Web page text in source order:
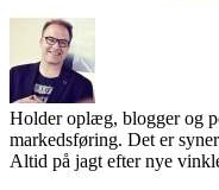
Holder oplæg, blogger og
markedsføring. Det er
Altid på jagt efter nye